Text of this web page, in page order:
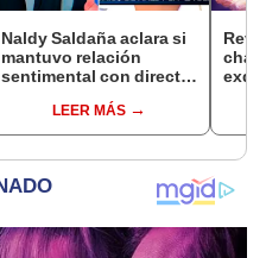
Naldy Saldaña aclara si
mantuvo relación
sentimental con director
denunciarlo por
tocamientos: “Me
LEER MÁS